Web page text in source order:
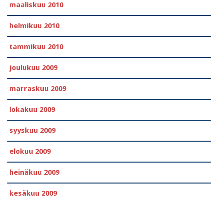
maaliskuu 2010
helmikuu 2010
tammikuu 2010
joulukuu 2009
marraskuu 2009
lokakuu 2009
syyskuu 2009
elokuu 2009
heinäkuu 2009
kesäkuu 2009